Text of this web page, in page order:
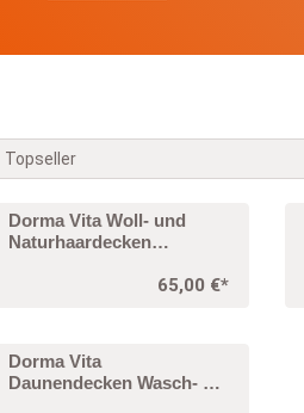
Dorma Vita Woll- und
Naturhaardecken
65,00 €*
Dorma Vita
Daunendecken Wasch- &